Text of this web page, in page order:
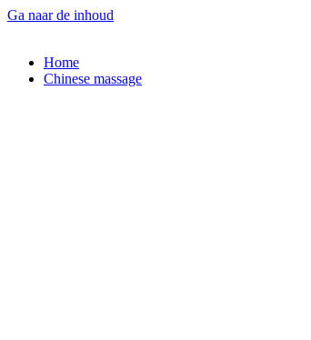
Ga naar de inhoud
Home
Chinese massage